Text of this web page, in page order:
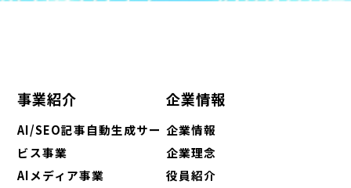
事業紹介
AI/SEO記事自動生成サー
ビス事業
AIメディア事業
企業情報
企業情報
企業理念
役員紹介